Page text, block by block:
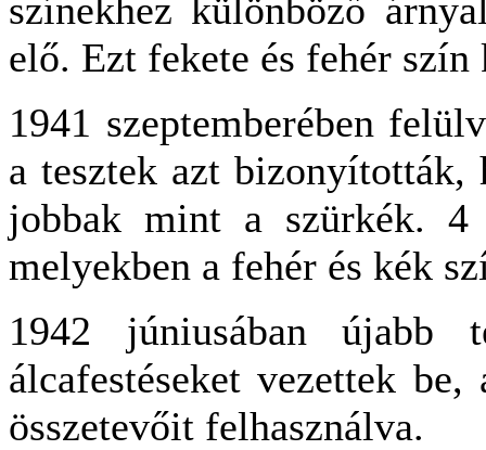
színekhez különböző
elő. Ezt fekete és fehér
1941 szeptemberében
a tesztek azt bizonyították,
jobbak mint a szürkék. 4
melyekben a fehér és kék
1942 júniusában újabb
álcafestéseket vezettek
összetevőit felhasználva.